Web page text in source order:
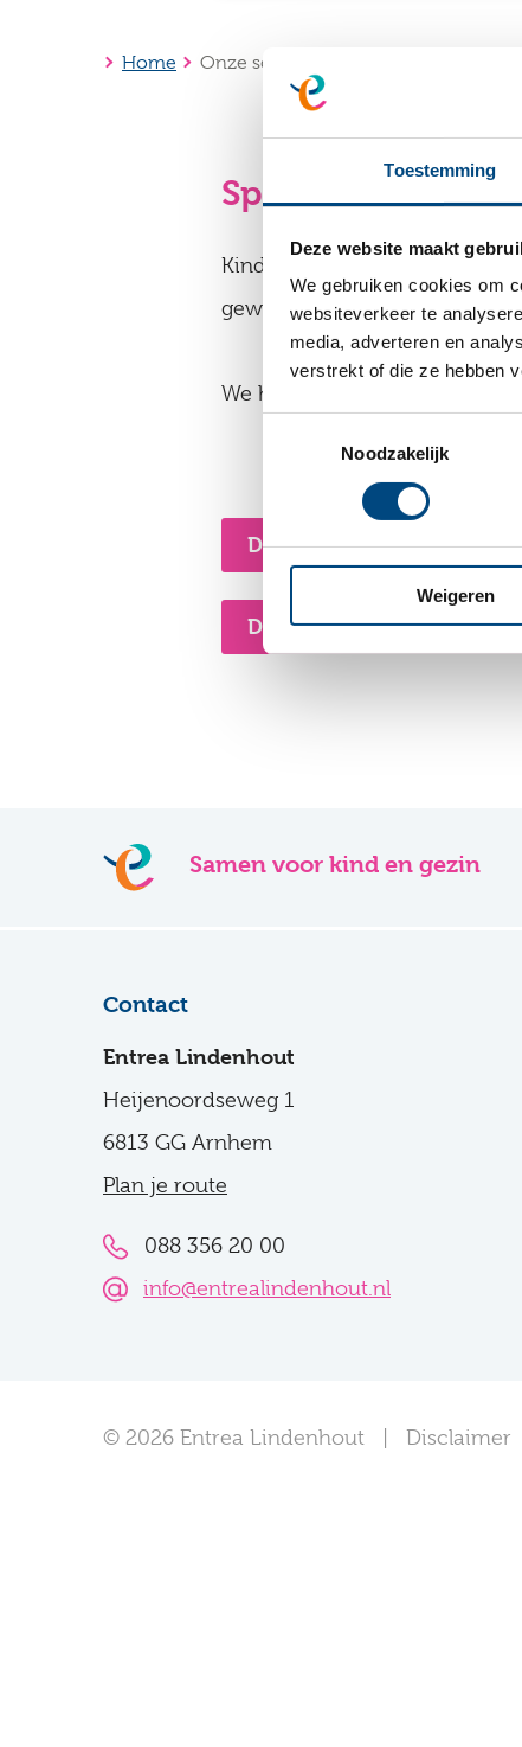
Toestemming
Deze website maakt
We gebruiken cookies om
websiteverkeer te
media, adverteren en
verstrekt of die ze hebben
Noodzakelijk
Weigeren
Home Onze scholen
Speciaal
Kinderen horen in het
gewone basisschool kan
We hebben 2 scholen met
De Berg
De Tapir
Samen voor kind en gezin
Contact
Entrea Lindenhout
Heijenoordseweg 1
6813 GG Arnhem
Plan je route
088 356 20 00
info@entrealindenhout.nl
© 2026 Entrea Lindenhout Disclaimer